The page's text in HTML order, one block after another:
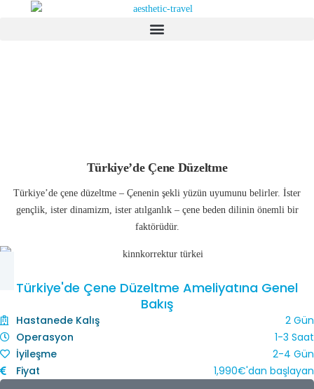
Türkiye’de Çene Düzeltme
Türkiye’de çene düzeltme – Çenenin şekli yüzün uyumunu belirler. İster
gençlik, ister dinamizm, ister atılganlık – çene beden dilinin önemli bir
faktörüdür.
Türkiye'de Çene Düzeltme Ameliyatına Genel
Bakış
Hastanede Kalış
2 Gün
Operasyon
1-3 Saat
İyileşme
2-4 Gün
Fiyat
1,990€'dan başlayan